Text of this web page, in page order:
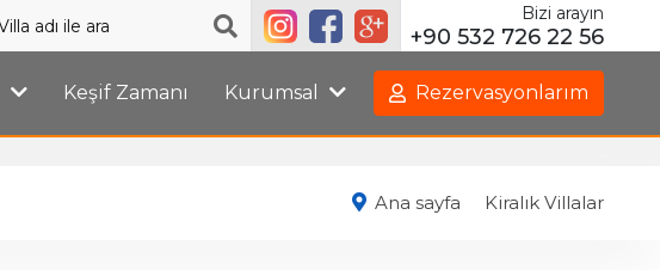
Bizi arayın
+90 532 726 22 56
Keşif Zamanı Kurumsal Rezervasyonlarım
Ana sayfa Kiralık Villalar